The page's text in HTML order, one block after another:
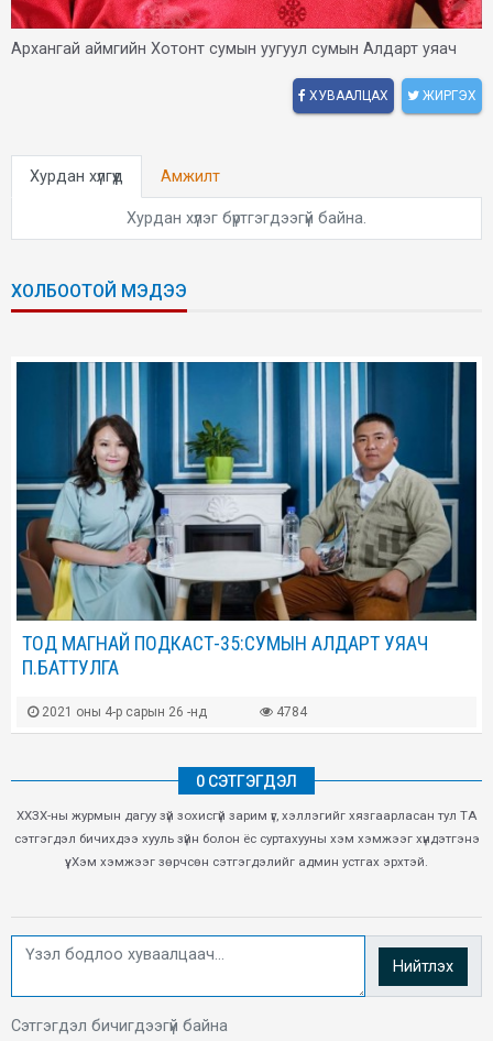
Архангай аймгийн Хотонт сумын уугуул сумын Алдарт уяач
ХУВААЛЦАХ ЖИРГЭХ
Хурдан хүлгүүд Амжилт
Хурдан хүлэг бүртгэгдээгүй байна.
ХОЛБООТОЙ МЭДЭЭ
ТОД МАГНАЙ ПОДКАСТ-35:СУМЫН АЛДАРТ УЯАЧ
П.БАТТУЛГА
2021 оны 4-р сарын 26 -нд 4784
0 СЭТГЭГДЭЛ
ХХЗХ-ны журмын дагуу зүй зохисгүй зарим үг, хэллэгийг хязгаарласан тул ТА
сэтгэгдэл бичихдээ хууль зүйн болон ёс суртахууны хэм хэмжээг хүндэтгэнэ
үү. Хэм хэмжээг зөрчсөн сэтгэгдэлийг админ устгах эрхтэй.
Нийтлэх
Сэтгэгдэл бичигдээгүй байна